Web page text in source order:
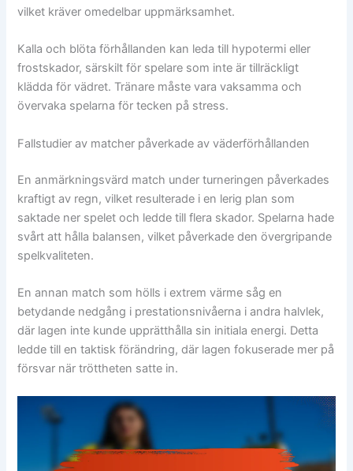
vilket kräver omedelbar uppmärksamhet.
Kalla och blöta förhållanden kan leda till hypotermi eller
frostskador, särskilt för spelare som inte är tillräckligt
klädda för vädret. Tränare måste vara vaksamma och
övervaka spelarna för tecken på stress.
Fallstudier av matcher påverkade av väderförhållanden
En anmärkningsvärd match under turneringen påverkades
kraftigt av regn, vilket resulterade i en lerig plan som
saktade ner spelet och ledde till flera skador. Spelarna hade
svårt att hålla balansen, vilket påverkade den övergripande
spelkvaliteten.
En annan match som hölls i extrem värme såg en
betydande nedgång i prestationsnivåerna i andra halvlek,
där lagen inte kunde upprätthålla sin initiala energi. Detta
ledde till en taktisk förändring, där lagen fokuserade mer på
försvar när tröttheten satte in.